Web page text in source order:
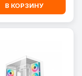
В КОРЗИНУ